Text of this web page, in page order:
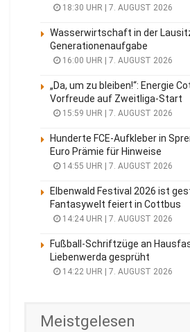
18:30 UHR | 7. AUGUST 2026
Wasserwirtschaft in der
Generationenaufgabe
16:00 UHR | 7. AUGUST 2026
„Da, um zu bleiben!“: Energie
Vorfreude auf Zweitliga-Start
15:59 UHR | 7. AUGUST 2026
Hunderte FCE-Aufkleber in
Euro Prämie für Hinweise
14:55 UHR | 7. AUGUST 2026
Elbenwald Festival 2026 ist
Fantasywelt feiert in Cottbus
14:24 UHR | 7. AUGUST 2026
Fußball-Schriftzüge an
Liebenwerda gesprüht
14:22 UHR | 7. AUGUST 2026
Meistgelesen